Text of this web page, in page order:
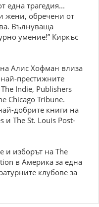
една трагедия...
жени, обречени от
Вълнуваща
умение!” Киркъс
на Алис Хофман влиза
престижните
Indie, Publishers
Chicago Tribune.
добрите книги на
и The St. Louis Post-
и изборът на The
в Америка за една
клубове за